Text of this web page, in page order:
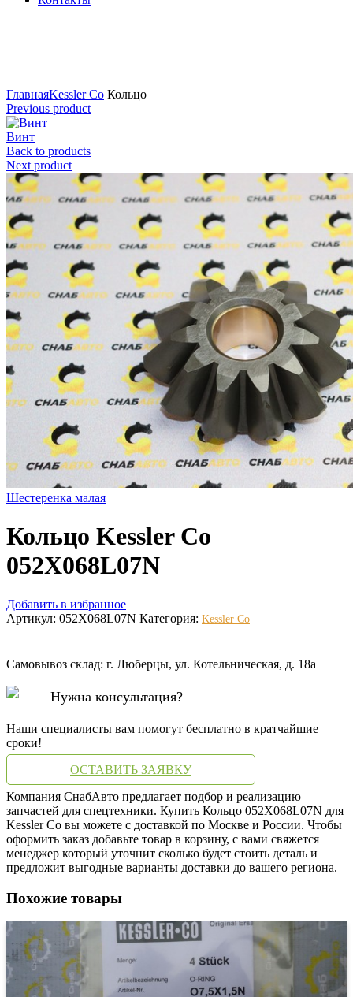
ГлавнаяKessler Co Кольцо
Previous product
Винт
Back to products
Next product
Шестеренка малая
Кольцо Kessler Co
052X068L07N
Добавить в избранное
Артикул: 052X068L07N Категория: Kessler Co
Самовывоз склад: г. Люберцы, ул. Котельническая, д. 18а
Нужна консультация?
Наши специалисты вам помогут бесплатно в кратчайшие
сроки!
ОСТАВИТЬ ЗАЯВКУ
Компания СнабАвто предлагает подбор и реализацию
запчастей для спецтехники. Купить Кольцо 052X068L07N для
Kessler Co вы можете с доставкой по Москве и России. Чтобы
оформить заказ добавьте товар в корзину, с вами свяжется
менеджер который уточнит сколько будет стоить деталь и
предложит выгодные варианты доставки до вашего региона.
Похожие товары